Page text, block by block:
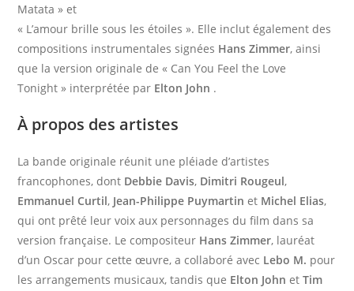
Matata » et
« L’amour brille sous les étoiles ». Elle inclut également des
compositions instrumentales signées Hans Zimmer, ainsi
que la version originale de « Can You Feel the Love
Tonight » interprétée par Elton John .​
À propos des artistes
La bande originale réunit une pléiade d’artistes
francophones, dont Debbie Davis, Dimitri Rougeul,
Emmanuel Curtil, Jean-Philippe Puymartin et Michel Elias,
qui ont prêté leur voix aux personnages du film dans sa
version française. Le compositeur Hans Zimmer, lauréat
d’un Oscar pour cette œuvre, a collaboré avec Lebo M. pour
les arrangements musicaux, tandis que Elton John etTim